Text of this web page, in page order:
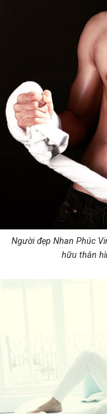
Người đẹp Nhan Phúc
hữu thân